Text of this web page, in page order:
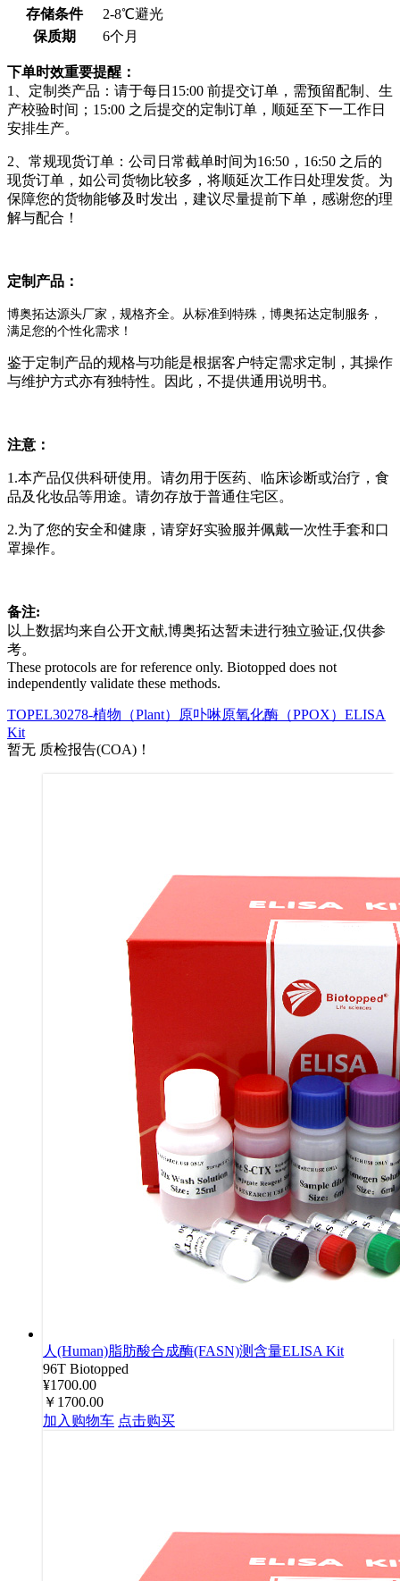
存储条件
2-8℃避光
保质期
6个月
下单时效重要提醒：
1、定制类产品：请于每日15:00 前提交订单，需预留配制、生
产校验时间；15:00 之后提交的定制订单，顺延至下一工作日
安排生产。
2、常规现货订单：公司日常截单时间为16:50，16:50 之后的
现货订单，如公司货物比较多，将顺延次工作日处理发货。为
保障您的货物能够及时发出，建议尽量提前下单，感谢您的理
解与配合！
定制产品：
博奥拓达源头厂家，规格齐全。从标准到特殊，博奥拓达定制服务，
满足您的个性化需求！
鉴于定制产品的规格与功能是根据客户特定需求定制，其操作
与维护方式亦有独特性。因此，不提供通用说明书。
注意：
1.本产品仅供科研使用。请勿用于医药、临床诊断或治疗，食
品及化妆品等用途。请勿存放于普通住宅区。
2.为了您的安全和健康，请穿好实验服并佩戴一次性手套和口
罩操作。
备注:
以上数据均来自公开文献,博奥拓达暂未进行独立验证,仅供参
考。
These protocols are for reference only. Biotopped does not
independently validate these methods.
TOPEL30278-植物（Plant）原卟啉原氧化酶（PPOX）ELISA
Kit
暂无 质检报告(COA)！
人(Human)脂肪酸合成酶(FASN)测含量ELISA Kit
96T Biotopped
¥1700.00
￥1700.00
加入购物车 点击购买